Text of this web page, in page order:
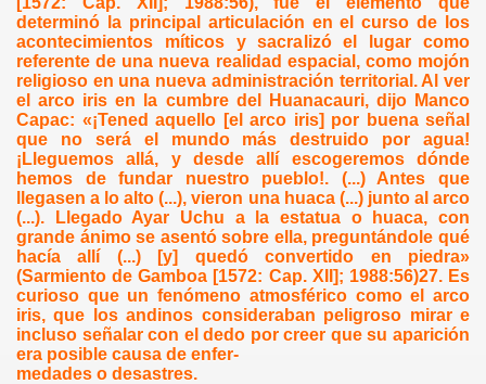
determinó la principal articulación en el curso de los
acontecimientos míticos y sacralizó el lugar como
referente de una nueva realidad espacial, como mojón
religioso en una nueva administración territorial. Al ver
el arco iris en la cumbre del Huanacauri, dijo Manco
Capac: «¡Tened aquello [el arco iris] por buena señal
que no será el mundo más destruido por agua!
¡Lleguemos allá, y desde allí escogeremos dónde
hemos de fundar nuestro pueblo!. (...) Antes que
llegasen a lo alto (...), vieron una huaca (...) junto al arco
(...). Llegado Ayar Uchu a la estatua o huaca, con
grande ánimo se asentó sobre ella, preguntándole qué
hacía allí (...) [y] quedó convertido en piedra»
(Sarmiento de Gamboa [1572: Cap. XII]; 1988:56)27. Es
curioso que un fenómeno atmosférico como el arco
iris, que los andinos consideraban peligroso mirar e
incluso señalar con el dedo por creer que su aparición
era posible causa de enfer-
medades o desastres.